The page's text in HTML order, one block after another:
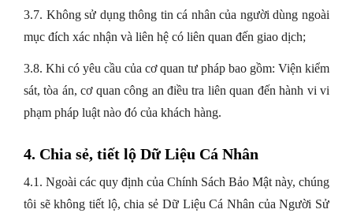
3.7. Không sử dụng thông tin cá nhân của người dùng ngoài
mục đích xác nhận và liên hệ có liên quan đến giao dịch;
3.8. Khi có yêu cầu của cơ quan tư pháp bao gồm: Viện kiểm
sát, tòa án, cơ quan công an điều tra liên quan đến hành vi vi
phạm pháp luật nào đó của khách hàng.
4. Chia sẻ, tiết lộ Dữ Liệu Cá Nhân
4.1. Ngoài các quy định của Chính Sách Bảo Mật này, chúng
tôi sẽ không tiết lộ, chia sẻ Dữ Liệu Cá Nhân của Người Sử